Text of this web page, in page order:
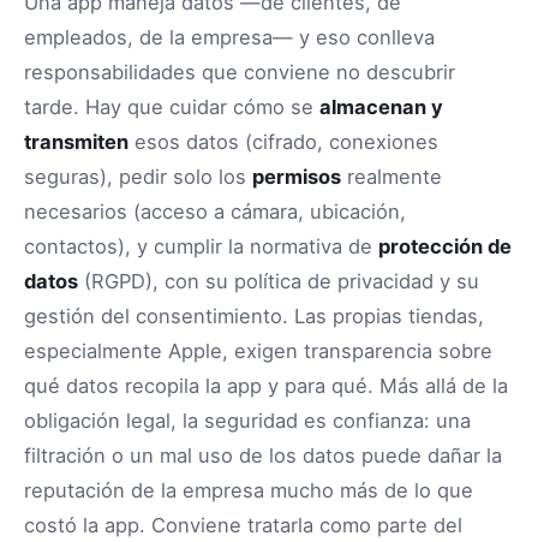
empleados, de la empresa— y eso conlleva
responsabilidades que conviene no descubrir
tarde. Hay que cuidar cómo se almacenan y
transmiten esos datos (cifrado, conexiones
seguras), pedir solo los permisos realmente
necesarios (acceso a cámara, ubicación,
contactos), y cumplir la normativa de protección de
datos (RGPD), con su política de privacidad y su
gestión del consentimiento. Las propias tiendas,
especialmente Apple, exigen transparencia sobre
qué datos recopila la app y para qué. Más allá de la
obligación legal, la seguridad es confianza: una
filtración o un mal uso de los datos puede dañar la
reputación de la empresa mucho más de lo que
costó la app. Conviene tratarla como parte del